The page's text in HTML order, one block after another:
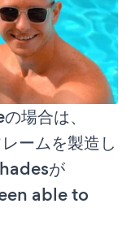
場合は、
ームを製造し
が
able to